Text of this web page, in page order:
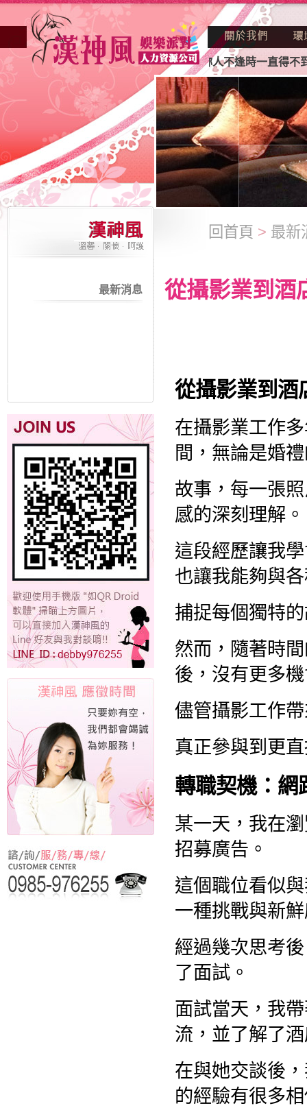
不景氣的年代找不到工作？也許妳人不逢時一直得不到老
最新消息
回首頁 > 最新
從攝影業到酒
從攝影業到酒
在攝影業工作
間，無論是婚
故事，每一張
感的深刻理解。
這段經歷讓我
也讓我能夠與
捕捉每個獨特
然而，隨著時
後，沒有更多
儘管攝影工作
真正參與到更
轉職契機：網
某一天，我在
招募廣告。
這個職位看似
一種挑戰與新
經過幾次思考
了面試。
面試當天，我
流，並了解了
在與她交談後
的經驗有很多